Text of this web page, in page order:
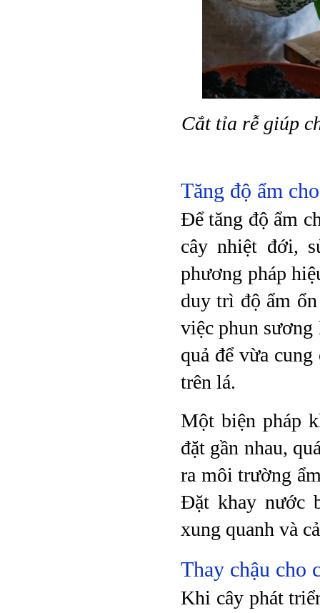
Cắt tỉa rễ giúp
Tăng độ ẩm
Để tăng độ ẩm
cây nhiệt đới,
phương pháp
duy trì độ ẩm
việc phun sương
quả để vừa
trên lá.
Một biện pháp
đặt gần nhau,
ra môi trường
Đặt khay nước
xung quanh và
Thay chậu cho
Khi cây phát